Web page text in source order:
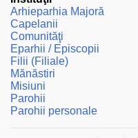
Arhieparhia Majoră
Capelanii
Comunităţi
Eparhii / Episcopii
Filii (Filiale)
Mănăstiri
Misiuni
Parohii
Parohii personale